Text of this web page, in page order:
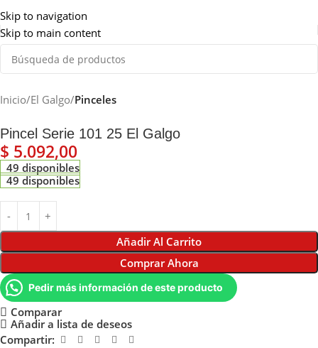
Skip to navigation
Skip to main content
Inicio El Galgo Pinceles
Pincel Serie 101 25 El Galgo
$ 5.092,00
49 disponibles
49 disponibles
Añadir Al Carrito
Comprar Ahora
Pedir más información de este producto
Comparar
Añadir a lista de deseos
Compartir: